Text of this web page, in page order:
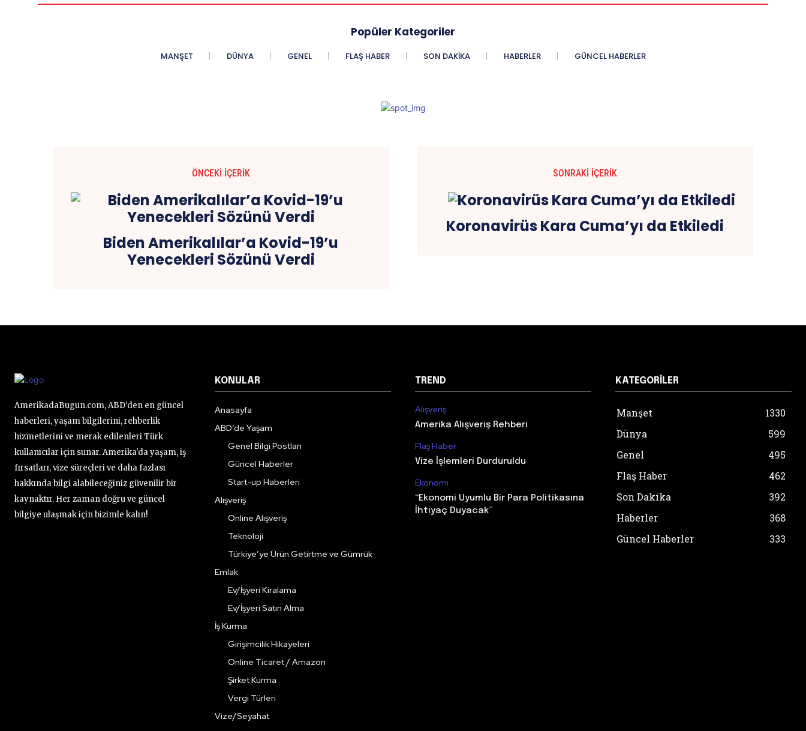
Popüler Kategoriler
MANŞET DÜNYA GENEL FLAŞ HABER SON DAKIKA HABERLER GÜNCEL HABERLER
ÖNCEKI İÇERIK
Biden Amerikalılar’a Kovid-19’u
Yenecekleri Sözünü Verdi
SONRAKI İÇERIK
Koronavirüs Kara Cuma’yı da Etkiledi
AmerikadaBugun.com, ABD'den en güncel
haberleri, yaşam bilgilerini, rehberlik
hizmetlerini ve merak edilenleri Türk
kullanıcılar için sunar. Amerika'da yaşam, iş
fırsatları, vize süreçleri ve daha fazlası
hakkında bilgi alabileceğiniz güvenilir bir
kaynaktır. Her zaman doğru ve güncel
bilgiye ulaşmak için bizimle kalın!
KONULAR
Anasayfa
ABD’de Yaşam
Genel Bilgi Postları
Güncel Haberler
Start-up Haberleri
Alışveriş
Online Alışveriş
Teknoloji
Türkiye’ye Ürün Getirtme ve Gümrük
Emlak
Ev/İşyeri Kiralama
Ev/İşyeri Satın Alma
İş Kurma
Girişimcilik Hikayeleri
Online Ticaret / Amazon
Şirket Kurma
Vergi Türleri
Vize/Seyahat
TREND
Alışveriş
Amerika Alışveriş Rehberi
Flaş Haber
Vize İşlemleri Durduruldu
Ekonomi
“Ekonomi Uyumlu Bir Para Politikasına
İhtiyaç Duyacak”
KATEGORILER
Manşet
1330
Dünya
599
Genel
495
Flaş Haber
462
Son Dakika
392
Haberler
368
Güncel Haberler
333